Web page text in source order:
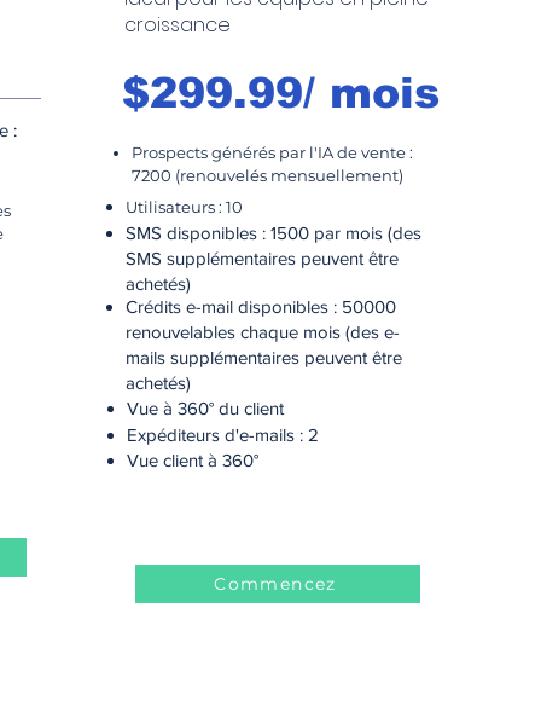
:
croissance
$299.99/ mois
Prospects générés par l'IA de vente :
7200 (renouvelés mensuellement)
Utilisateurs : 10
SMS disponibles : 1500 par mois (des
SMS supplémentaires peuvent être
achetés)
Crédits e-mail disponibles : 50000
renouvelables chaque mois (des e-
mails supplémentaires peuvent être
achetés)
Vue à 360° du client
Expéditeurs d'e-mails : 2
Vue client à 360°
Commencez